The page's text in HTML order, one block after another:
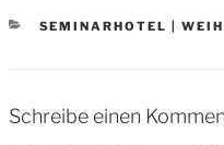
CATEGORIES
SEMINARHOTEL |
Schreibe einen